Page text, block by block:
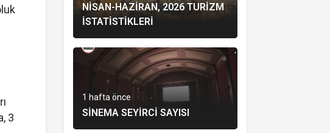
3
NISAN-HAZIRAN, 2026 TURIZM
İSTATISTIKLERI
1 hafta önce
SINEMA SEYIRCI SAYISI